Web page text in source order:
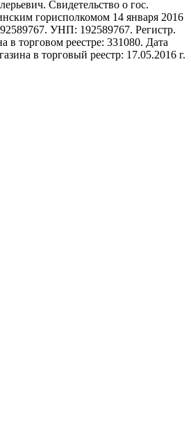
Свидетельство о гос.
горисполкомом 14 января 2016
УНП: 192589767. Регистр.
в торговом реестре: 331080. Дата
в торговый реестр: 17.05.2016 г.